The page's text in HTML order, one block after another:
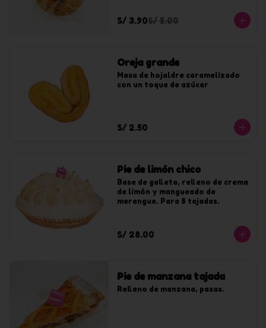
S/ 3.90S/ 5.00
Oreja grande
Masa de hojaldre caramelizado
con un toque de azúcar
S/ 2.50
Pie de limón chico
Base de galleta, relleno de crema
de limón y mangueado de
merengue. Para 8 tajadas.
S/ 28.00
Pie de manzana tajada
Relleno de manzana, pasas.